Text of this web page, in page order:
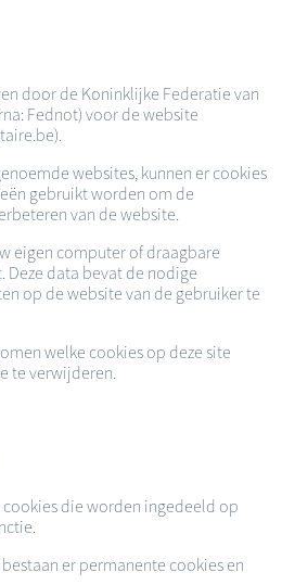
door de Koninklijke Federatie van
Fednot) voor de website
websites, kunnen er cookies
gebruikt worden om de
van de website.
eigen computer of draagbare
data bevat de nodige
op de website van de gebruiker te
welke cookies op deze site
te verwijderen.
die worden ingedeeld op
er permanente cookies en